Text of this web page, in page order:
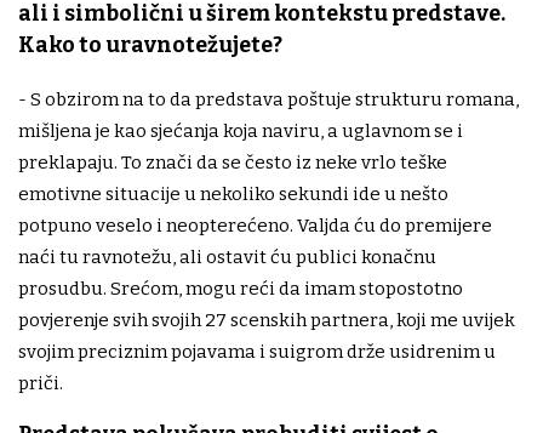
ali i simbolični u širem kontekstu predstave.
Kako to uravnotežujete?
- S obzirom na to da predstava poštuje strukturu romana,
mišljena je kao sjećanja koja naviru, a uglavnom se i
preklapaju. To znači da se često iz neke vrlo teške
emotivne situacije u nekoliko sekundi ide u nešto
potpuno veselo i neopterećeno. Valjda ću do premijere
naći tu ravnotežu, ali ostavit ću publici konačnu
prosudbu. Srećom, mogu reći da imam stopostotno
povjerenje svih svojih 27 scenskih partnera, koji me uvijek
svojim preciznim pojavama i suigrom drže usidrenim u
priči.